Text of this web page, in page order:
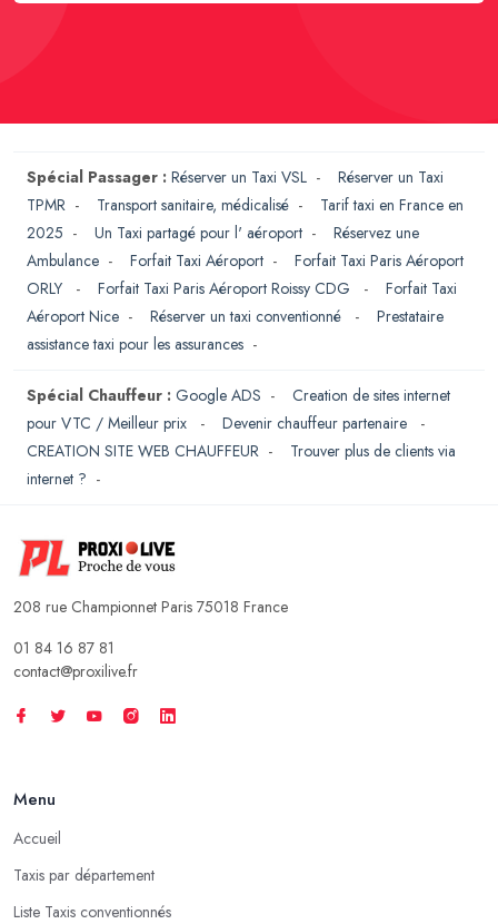
Spécial Passager : Réserver un Taxi VSL - Réserver un Taxi
TPMR - Transport sanitaire, médicalisé - Tarif taxi en France en
2025 - Un Taxi partagé pour l' aéroport - Réservez une
Ambulance - Forfait Taxi Aéroport - Forfait Taxi Paris Aéroport
ORLY
- Forfait Taxi Paris Aéroport Roissy CDG - Forfait Taxi
Aéroport Nice - Réserver un taxi conventionné - Prestataire
assistance taxi pour les assurances -
Spécial Chauffeur : Google ADS - Creation de sites internet
pour VTC / Meilleur prix
- Devenir chauffeur partenaire
-
CREATION SITE WEB CHAUFFEUR - Trouver plus de clients via
internet ? -
208 rue Championnet Paris 75018 France
01 84 16 87 81
contact@proxilive.fr
Menu
Accueil
Taxis par département
Liste Taxis conventionnés